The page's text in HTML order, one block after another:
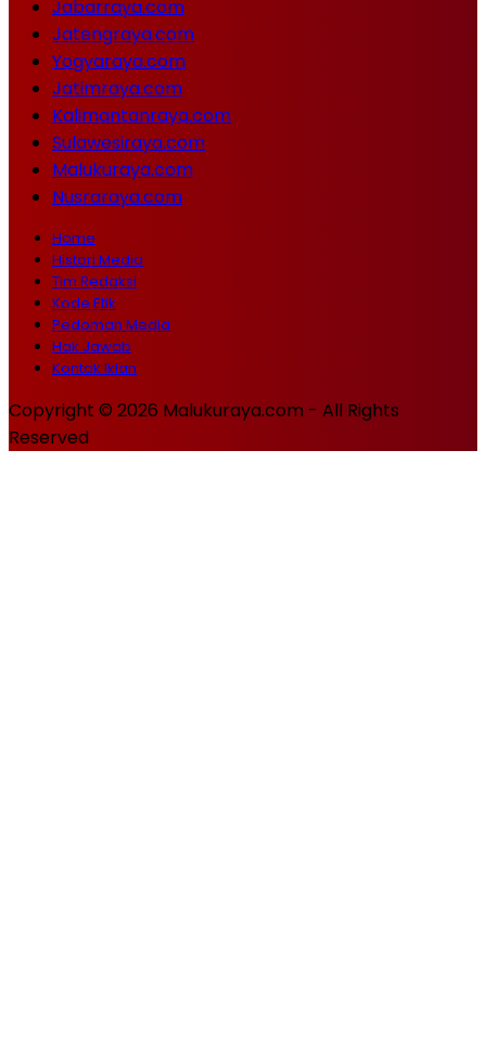
Jabarraya.com
Jatengraya.com
Yogyaraya.com
Jatimraya.com
Kalimantanraya.com
Sulawesiraya.com
Malukuraya.com
Nusraraya.com
Home
Histori Media
Tim Redaksi
Kode Etik
Pedoman Media
Hak Jawab
Kontak Iklan
Copyright © 2026 Malukuraya.com - All Rights
Reserved